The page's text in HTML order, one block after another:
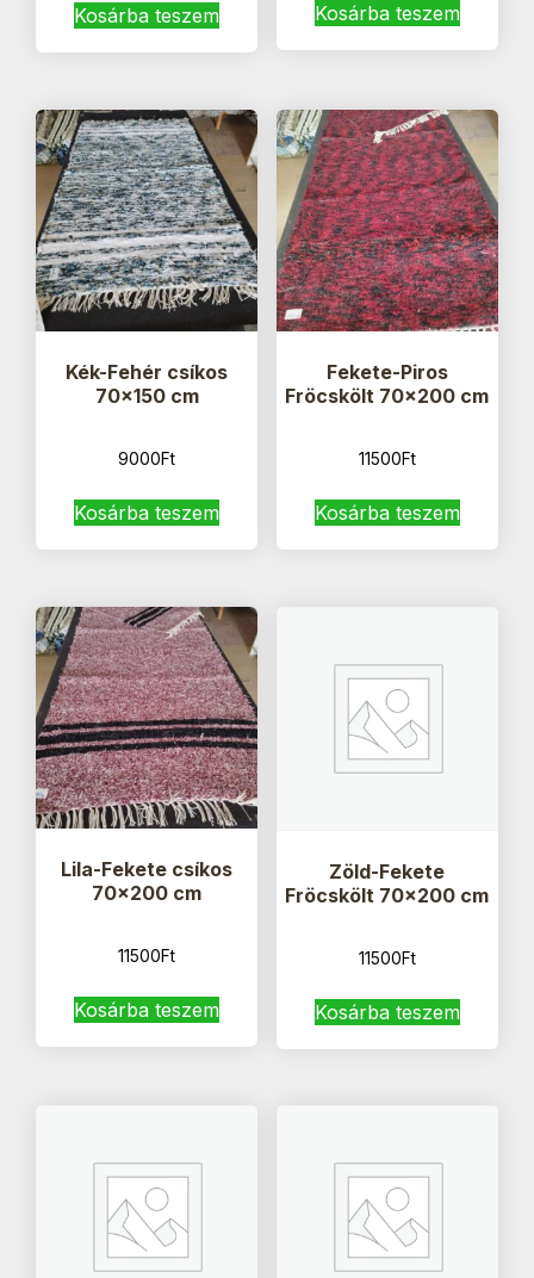
Kosárba teszem Kosárba teszem
Kék-Fehér csíkos
70×150 cm
9000Ft
Kosárba teszem
Fekete-Piros
Fröcskölt 70×200 cm
11500Ft
Kosárba teszem
Lila-Fekete csíkos
70×200 cm
11500Ft
Kosárba teszem
Zöld-Fekete
Fröcskölt 70×200 cm
11500Ft
Kosárba teszem